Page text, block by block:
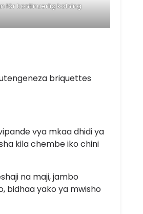
för kontinuerlig kolning
briquettes
vya mkaa dhidi ya
kila chembe iko chini
na maji, jambo
bidhaa yako ya mwisho